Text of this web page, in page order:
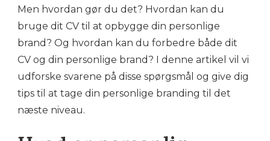
Men hvordan gør du det? Hvordan kan du
bruge dit CV til at opbygge din personlige
brand? Og hvordan kan du forbedre både dit
CV og din personlige brand? I denne artikel vil vi
udforske svarene på disse spørgsmål og give dig
tips til at tage din personlige branding til det
næste niveau.